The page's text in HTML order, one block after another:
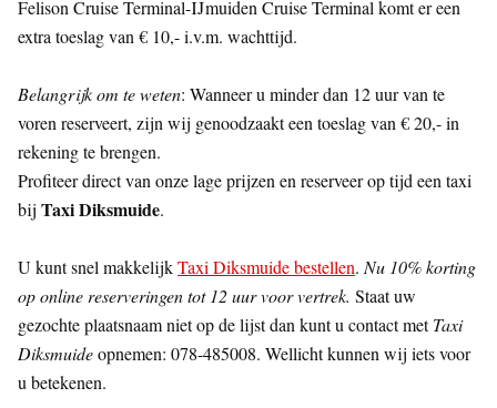
Felison Cruise Terminal-IJmuiden Cruise Terminal komt er een
extra toeslag van € 10,- i.v.m. wachttijd.
Belangrijk om te weten: Wanneer u minder dan 12 uur van te
voren reserveert, zijn wij genoodzaakt een toeslag van € 20,- in
rekening te brengen.
Profiteer direct van onze lage prijzen en reserveer op tijd een taxi
bij Taxi Diksmuide.
U kunt snel makkelijkTaxi Diksmuide bestellen. Nu 10% korting
op online reserveringen tot 12 uur voor vertrek. Staat uw
gezochte plaatsnaam niet op de lijst dan kunt u contact metTaxi
Diksmuideopnemen: 078-485008. Wellicht kunnen wij iets voor
u betekenen.